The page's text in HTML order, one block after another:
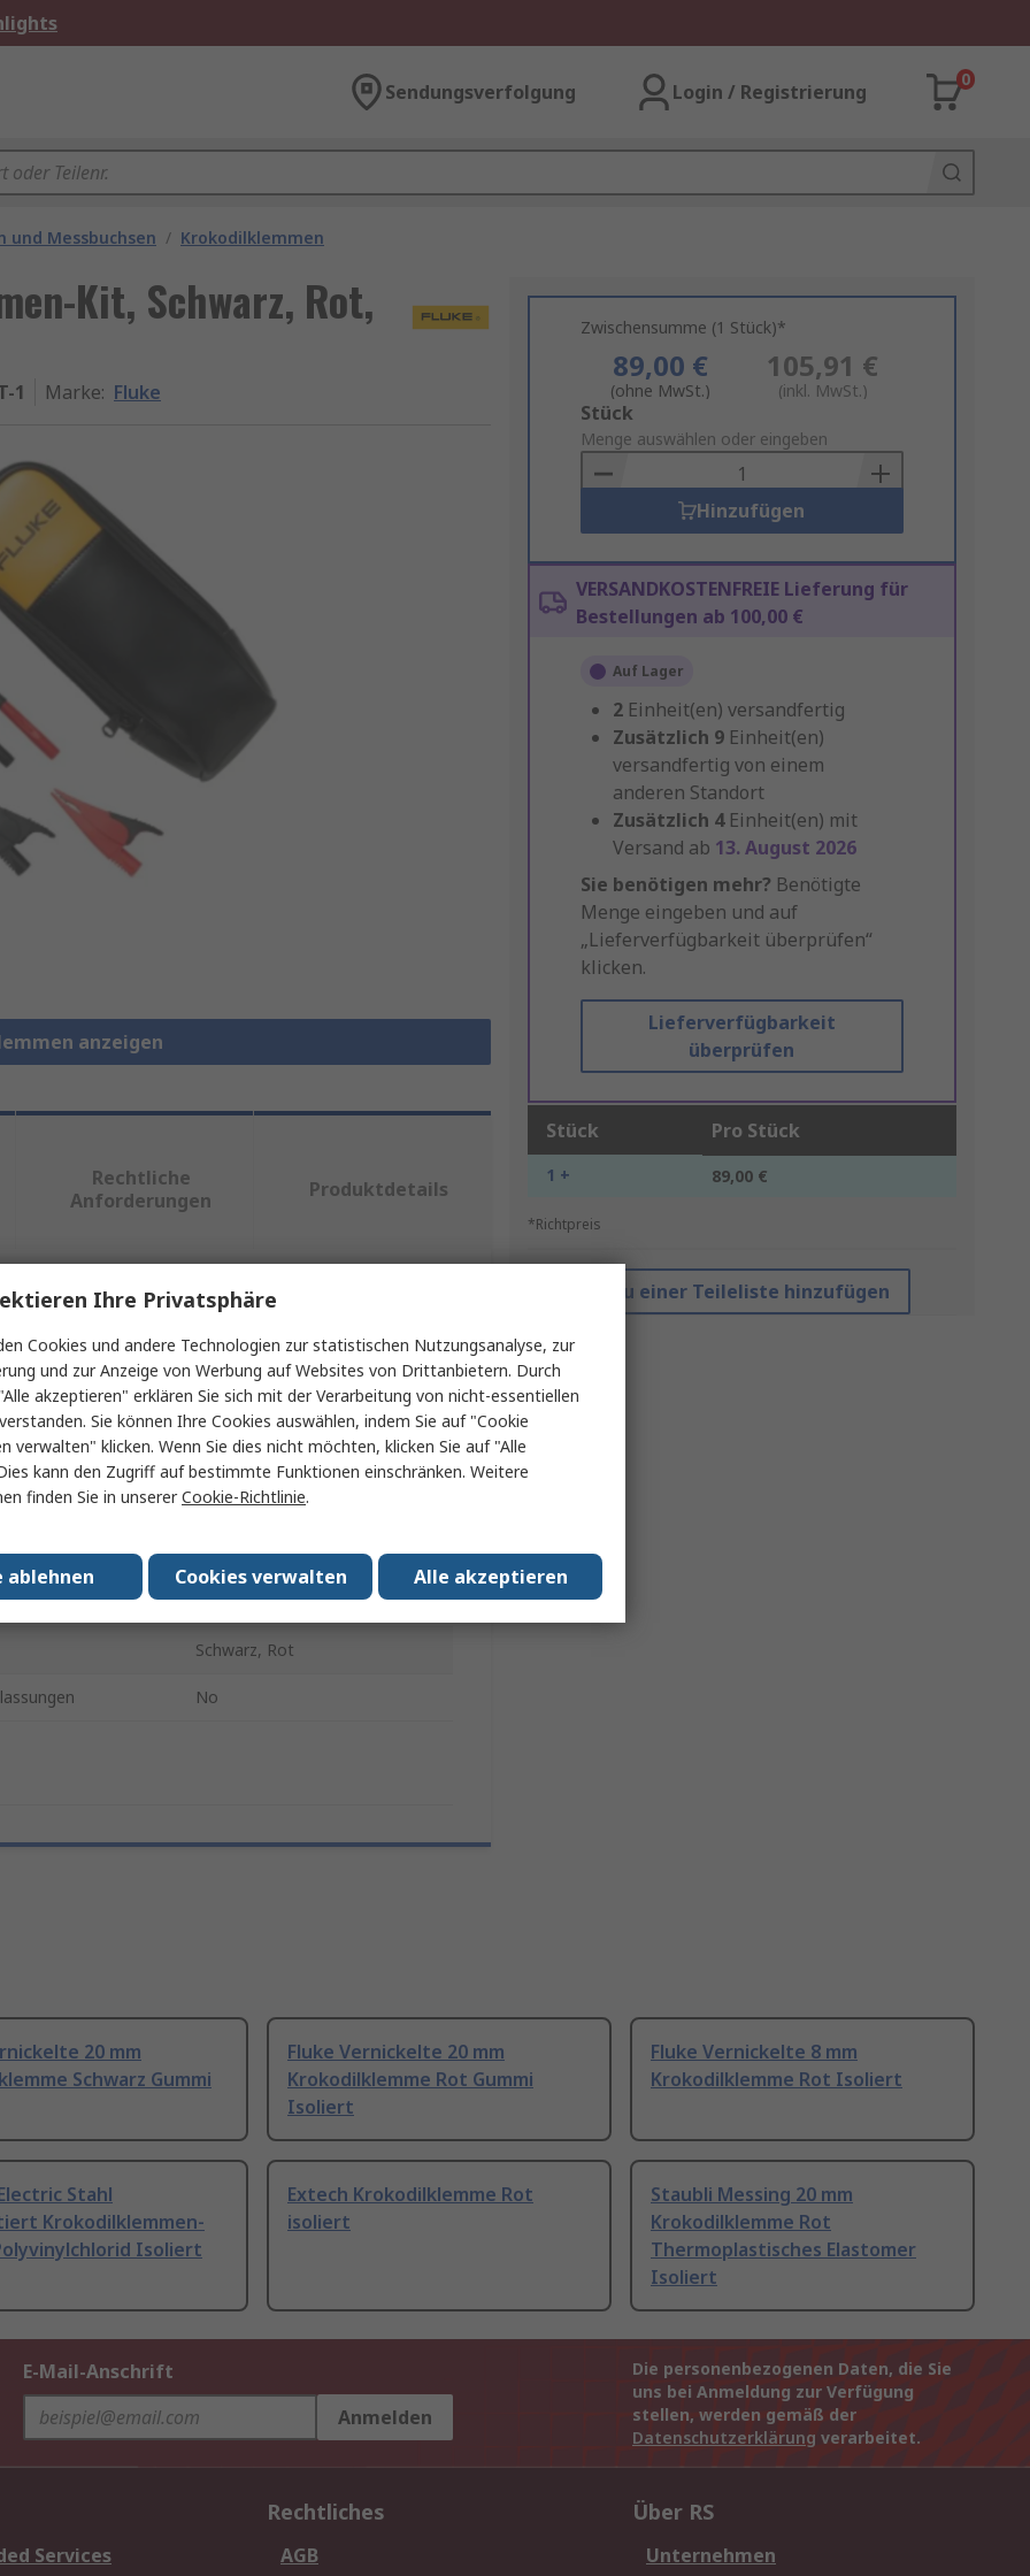
Sendungsverfolgung Login / Registrierung
0
Messbuchsen / Krokodilklemmen
Kit, Schwarz, Rot,
1 Marke: Fluke
anzeigen
Zwischensumme (1 Stück)*
89,00 €
(ohne MwSt.)
105,91 €
(inkl. MwSt.)
Add
to
Basket
Stück
Menge auswählen oder eingeben
Hinzufügen
VERSANDKOSTENFREIE Lieferung für
Bestellungen ab 100,00 €
Auf Lager
2 Einheit(en) versandfertig
Zusätzlich 9 Einheit(en)
versandfertig von einem
anderen Standort
Zusätzlich 4 Einheit(en) mit
Versand ab 13. August 2026
Sie benötigen mehr? Benötigte
Menge eingeben und auf
„Lieferverfügbarkeit überprüfen“
klicken.
Lieferverfügbarkeit
überprüfen
Stück Pro Stück
1 + 89,00 €
*Richtpreis
Zu einer Teileliste hinzufügen
Rechtliche
Anforderungen
Produktdetails
oder mehrere Eigenschaften auswählen.
Wert
Fluke
Krokodilklemmen-Kit
20mm
10A
Ja
Schwarz, Rot
No
20 mm
Schwarz Gummi
Fluke Vernickelte 20 mm
Krokodilklemme Rot Gummi
Isoliert
Fluke Vernickelte 8 mm
Krokodilklemme Rot Isoliert
Stahl
Krokodilklemmen-
Isoliert
Extech Krokodilklemme Rot
isoliert
Staubli Messing 20 mm
Krokodilklemme Rot
Thermoplastisches Elastomer
Isoliert
E-Mail-Anschrift
Anmelden
Die personenbezogenen Daten, die Sie
uns bei Anmeldung zur Verfügung
stellen, werden gemäß der
Datenschutzerklärung verarbeitet.
Services
Rechtliches
AGB
Über RS
Unternehmen
Ihre Privatsphäre
Cookies und andere Technologien zur statistischen Nutzungsanalyse, zur
und zur Anzeige von Werbung auf Websites von Drittanbietern. Durch
akzeptieren" erklären Sie sich mit der Verarbeitung von nicht-essentiellen
Sie können Ihre Cookies auswählen, indem Sie auf "Cookie
verwalten" klicken. Wenn Sie dies nicht möchten, klicken Sie auf "Alle
kann den Zugriff auf bestimmte Funktionen einschränken. Weitere
finden Sie in unsererCookie-Richtlinie.
Alle akzeptieren
Cookies verwalten
ablehnen